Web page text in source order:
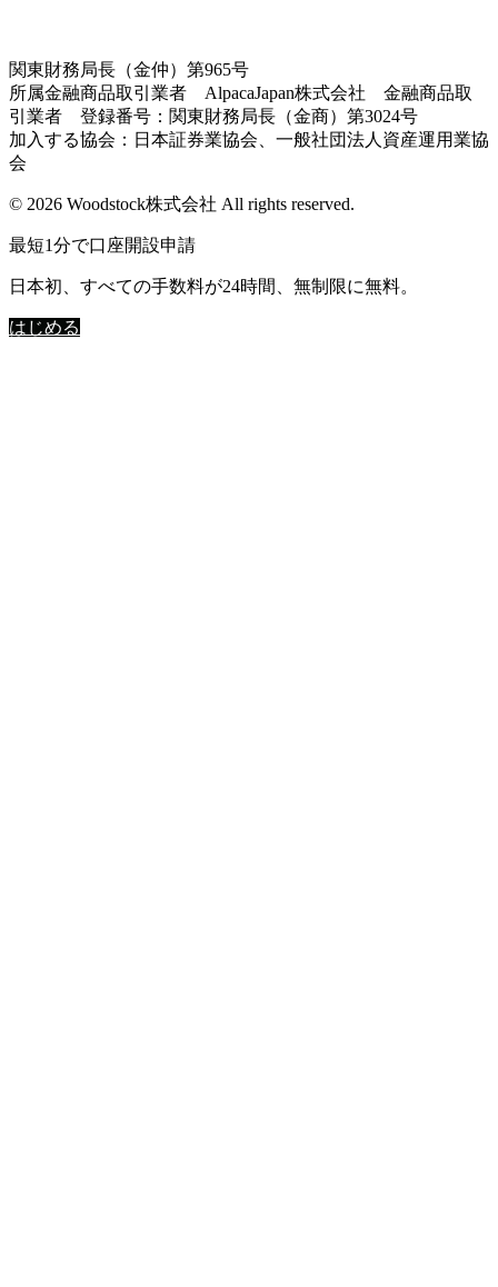
関東財務局長（金仲）第965号
所属金融商品取引業者 AlpacaJapan株式会社 金融商品取
引業者 登録番号：関東財務局長（金商）第3024号
加入する協会：日本証券業協会、一般社団法人資産運用業協
会
© 2026 Woodstock株式会社 All rights reserved.
最短1分で口座開設申請
日本初、すべての手数料が24時間、無制限に無料。
はじめる